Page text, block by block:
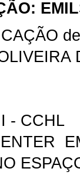
- CCHL